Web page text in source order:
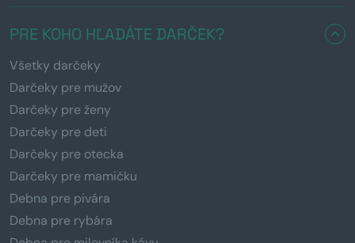
PRE KOHO HĽADÁTE DARČEK?
Všetky darčeky
Darčeky pre mužov
Darčeky pre ženy
Darčeky pre deti
Darčeky pre otecka
Darčeky pre mamičku
Debna pre pivára
Debna pre rybára